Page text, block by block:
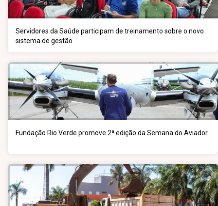
Servidores da Saúde participam de treinamento sobre o novo
sistema de gestão
Fundação Rio Verde promove 2ª edição da Semana do Aviador